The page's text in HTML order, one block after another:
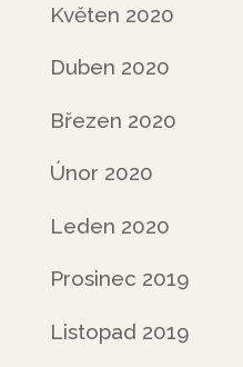
Květen 2020
Duben 2020
Březen 2020
Únor 2020
Leden 2020
Prosinec 2019
Listopad 2019